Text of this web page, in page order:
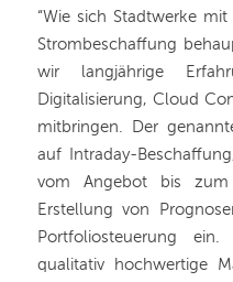
“Wie sich Stadtwerke
Strombeschaffung
wir langjährige
Digitalisierung, Cloud
mitbringen. Der
auf Intraday-
vom Angebot bis
Erstellung von
Portfoliosteuerung
qualitativ hochwertige